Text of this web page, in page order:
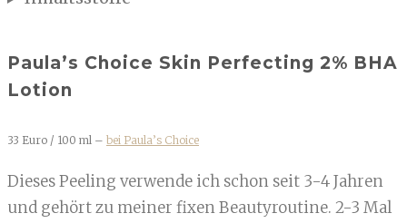
Paula’s Choice Skin Perfecting 2% BHA
Lotion
33 Euro / 100 ml – bei Paula’s Choice
Dieses Peeling verwende ich schon seit 3-4 Jahren
und gehört zu meiner fixen Beautyroutine. 2-3 Mal